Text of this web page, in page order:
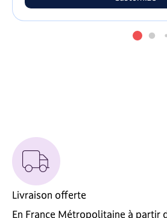
Livraison offerte
En France Métropolitaine à partir